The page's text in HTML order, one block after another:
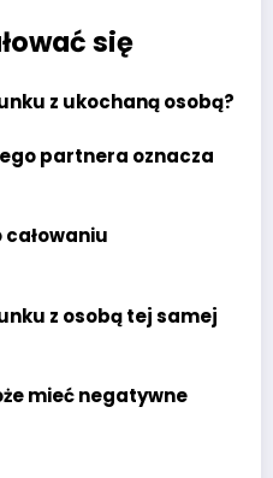
się
z ukochaną osobą?
partnera oznacza
z osobą tej samej
mieć negatywne